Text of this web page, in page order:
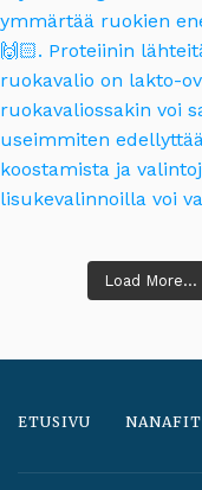
Load More...
ETUSIVU NANAFIT